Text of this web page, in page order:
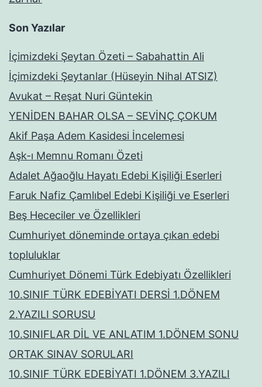
Son Yazılar
İçimizdeki Şeytan Özeti – Sabahattin Ali
İçimizdeki Şeytanlar (Hüseyin Nihal ATSIZ)
Avukat – Reşat Nuri Güntekin
YENİDEN BAHAR OLSA – SEVİNÇ ÇOKUM
Akif Paşa Adem Kasidesi İncelemesi
Aşk-ı Memnu Romanı Özeti
Adalet Ağaoğlu Hayatı Edebi Kişiliği Eserleri
Faruk Nafiz Çamlıbel Edebi Kişiliği ve Eserleri
Beş Hececiler ve Özellikleri
Cumhuriyet döneminde ortaya çıkan edebi
topluluklar
Cumhuriyet Dönemi Türk Edebiyatı Özellikleri
10.SINIF TÜRK EDEBİYATI DERSİ 1.DÖNEM
2.YAZILI SORUSU
10.SINIFLAR DİL VE ANLATIM 1.DÖNEM SONU
ORTAK SINAV SORULARI
10.SINIF TÜRK EDEBİYATI 1.DÖNEM 3.YAZILI